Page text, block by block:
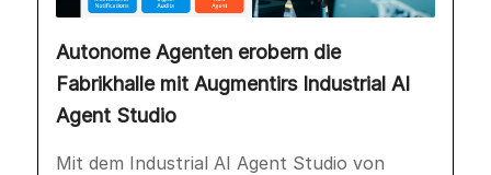
Autonome Agenten erobern die
Fabrikhalle mit Augmentirs Industrial AI
Agent Studio
Mit dem Industrial AI Agent Studio von